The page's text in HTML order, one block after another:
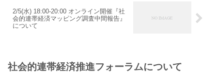
2/5(水) 18:00-20:00 オンライン開催『社
会的連帯経済マッピング調査中間報告』
について
社会的連帯経済推進フォーラムについて